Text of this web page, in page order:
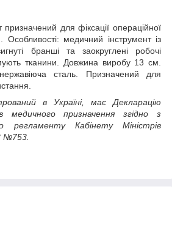
призначений для фіксації операційної
Особливості: медичний інструмент із
бранші та заокруглені робочі
тканини. Довжина виробу 13 см.
сталь. Призначений для
в Україні, має Декларацію
медичного призначення згідно з
регламенту Кабінету Міністрів
№753.